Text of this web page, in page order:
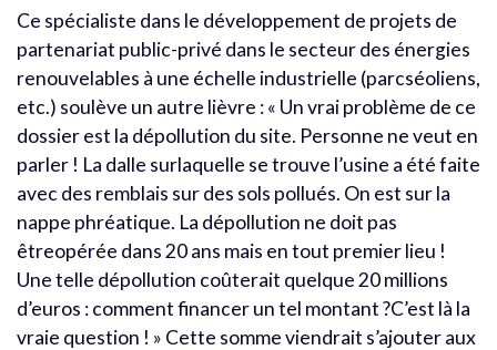
Ce spécialiste dans le développement de projets de
partenariat public-privé dans le secteur des énergies
renouvelables à une échelle industrielle (parcséoliens,
etc.) soulève un autre lièvre : « Un vrai problème de ce
dossier est la dépollution du site. Personne ne veut en
parler ! La dalle surlaquelle se trouve l’usine a été faite
avec des remblais sur des sols pollués. On est sur la
nappe phréatique. La dépollution ne doit pas
êtreopérée dans 20 ans mais en tout premier lieu !
Une telle dépollution coûterait quelque 20 millions
d’euros : comment financer un tel montant ?C’est là la
vraie question ! » Cette somme viendrait s’ajouter aux